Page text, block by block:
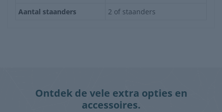
Aantal staanders
2 of staanders
Ontdek de vele extra opties en
accessoires.